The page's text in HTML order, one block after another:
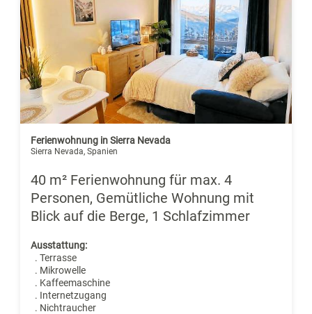
Ferienwohnung in Sierra Nevada
Sierra Nevada, Spanien
40 m² Ferienwohnung für max. 4
Personen, Gemütliche Wohnung mit
Blick auf die Berge, 1 Schlafzimmer
Ausstattung:
. Terrasse
. Mikrowelle
. Kaffeemaschine
. Internetzugang
. Nichtraucher